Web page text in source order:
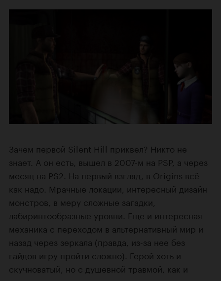
Зачем первой Silent Hill приквел? Никто не
знает. А он есть, вышел в 2007-м на PSP, а через
месяц на PS2. На первый взгляд, в Origins всё
как надо. Мрачные локации, интересный дизайн
монстров, в меру сложные загадки,
лабиринтообразные уровни. Еще и интересная
механика с переходом в альтернативный мир и
назад через зеркала (правда, из-за нее без
гайдов игру пройти сложно). Герой хоть и
скучноватый, но с душевной травмой, как и